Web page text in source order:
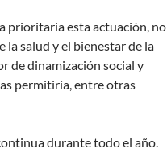
prioritaria esta actuación, no
la salud y el bienestar de la
de dinamización social y
permitiría, entre otras
durante todo el año.